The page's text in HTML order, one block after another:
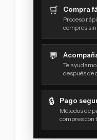
🛒 Compra
Proceso
compres
💬
Te
después de
🔒 Pago
Métodos de
compres